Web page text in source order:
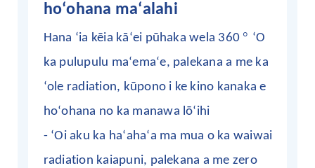
hoʻohana maʻalahi
Hana ʻia kēia kāʻei pūhaka wela 360 ° ʻO
ka pulupulu maʻemaʻe, palekana a me ka
ʻole radiation, kūpono i ke kino kanaka e
hoʻohana no ka manawa lōʻihi
- ʻOi aku ka haʻahaʻa ma mua o ka waiwai
radiation kaiapuni, palekana a me zero